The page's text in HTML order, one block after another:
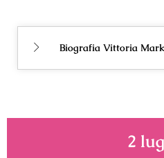
Biografia Vittoria
2